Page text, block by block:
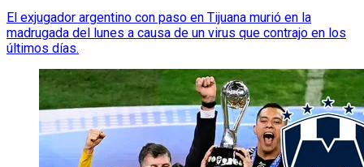
El exjugador argentino con paso en Tijuana murió en la
madrugada del lunes a causa de un virus que contrajo en los
últimos días.